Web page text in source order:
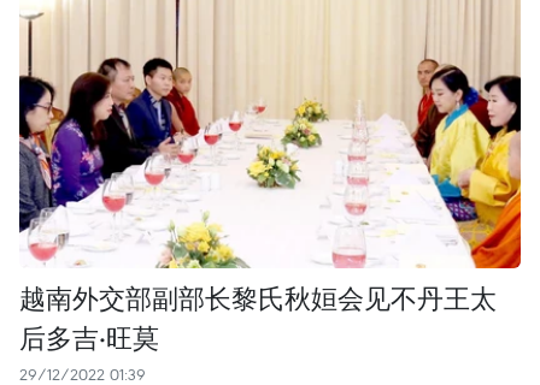
越南外交部副部长黎氏秋姮会见不丹王太
后多吉·旺莫
29/12/2022 01:39